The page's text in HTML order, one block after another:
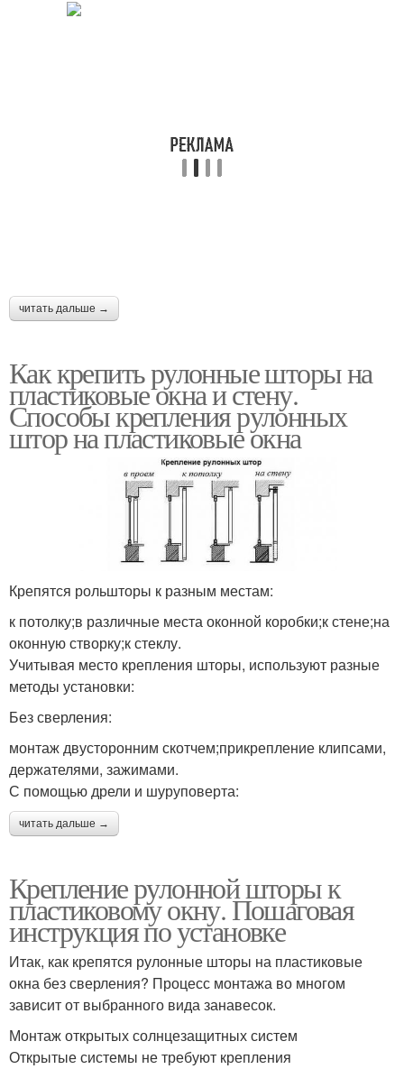
читать дальше →
Как крепить рулонные шторы на
пластиковые окна и стену.
Способы крепления рулонных
штор на пластиковые окна
Крепятся рольшторы к разным местам:
к потолку;в различные места оконной коробки;к стене;на
оконную створку;к стеклу.
Учитывая место крепления шторы, используют разные
методы установки:
Без сверления:
монтаж двусторонним скотчем;прикрепление клипсами,
держателями, зажимами.
С помощью дрели и шуруповерта:
читать дальше →
Крепление рулонной шторы к
пластиковому окну. Пошаговая
инструкция по установке
Итак, как крепятся рулонные шторы на пластиковые
окна без сверления? Процесс монтажа во многом
зависит от выбранного вида занавесок.
Монтаж открытых солнцезащитных систем
Открытые системы не требуют крепления